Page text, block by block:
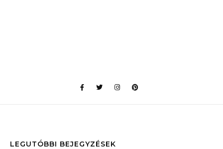
LEGUTÓBBI BEJEGYZÉSEK